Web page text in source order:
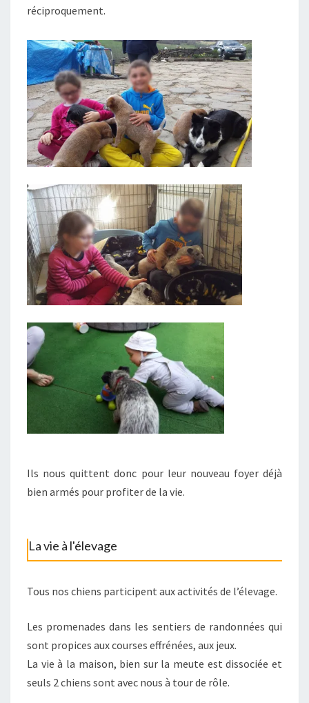
réciproquement.
Ils nous quittent donc pour leur nouveau foyer déjà
bien armés pour profiter de la vie.
La vie à l'élevage
Tous nos chiens participent aux activités de l’élevage.
Les promenades dans les sentiers de randonnées qui
sont propices aux courses effrénées, aux jeux.
La vie à la maison, bien sur la meute est dissociée et
seuls 2 chiens sont avec nous à tour de rôle.